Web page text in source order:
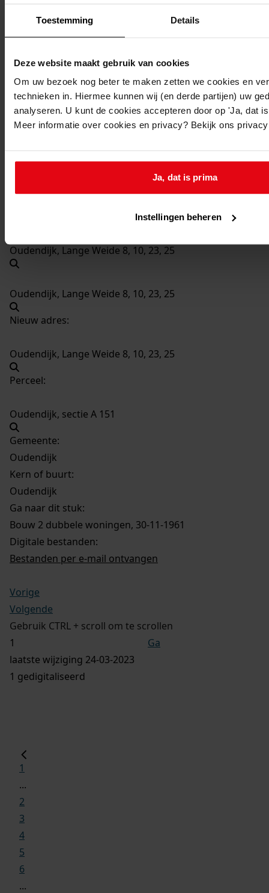
Toestemming Details
Deze website maakt gebruik van cookies
Om uw bezoek nog beter te maken zetten we cookies en
technieken in. Hiermee kunnen wij (en derde partijen) uw
analyseren. U kunt de cookies accepteren door op 'Ja, dat
Meer informatie over cookies en privacy? Bekijk ons
Ja, dat is prima
Instellingen beheren
Beschrijving:
Bouw 2 dubbele woningen
Datum vergunning:
30-11-1961
Adres:
Oudendijk, Lange Weide 8, 10, 23, 25
Oudendijk, Lange Weide 8, 10, 23, 25
Oudendijk, Lange Weide 8, 10, 23, 25
Nieuw adres:
Oudendijk, Lange Weide 8, 10, 23, 25
Perceel:
Oudendijk, sectie A 151
Gemeente:
Oudendijk
Kern of buurt:
Oudendijk
Ga naar dit stuk:
Bouw 2 dubbele woningen, 30-11-1961
Digitale bestanden:
Bestanden per e-mail ontvangen
Vorige
Volgende
Gebruik CTRL + scroll om te scrollen
Ga
laatste wijziging 24-03-2023
1 gedigitaliseerd
1
...
2
3
4
5
6
...